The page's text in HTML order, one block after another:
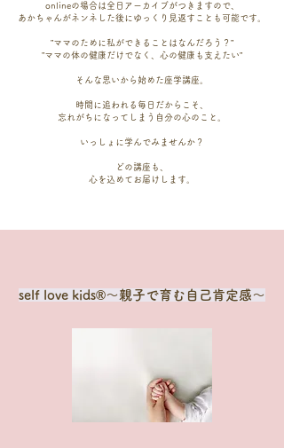
onlineの場合は全日アーカイブがつきますので、
​あかちゃんがネンネした後にゆっくり見返すことも可能です。
”ママのために私ができることはなんだろう？”
”ママの体の健康だけでなく、心の健康も支えたい”
そんな思いから始めた座学講座。
​時間に追われる毎日だからこそ、
忘れがちになってしまう自分の心のこと。
いっしょに学んでみませんか？
どの講座も、
​心を込めてお届けします。
self love kids®︎〜親子で育む自己肯定感〜